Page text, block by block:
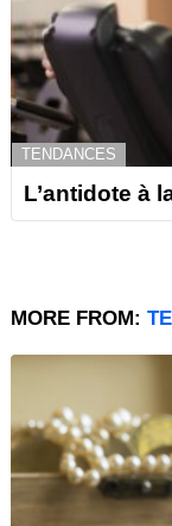
TENDANCES
L’antidote à
MORE FROM: